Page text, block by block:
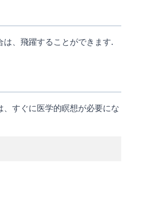
、飛躍することができます.
すぐに医学的瞑想が必要にな